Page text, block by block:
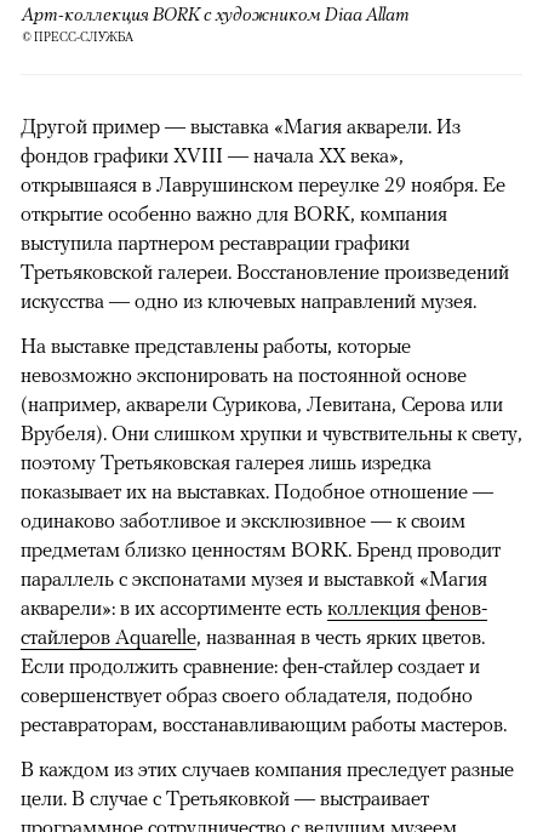
Арт-коллекция BORK с художником Diaa Allam
© ПРЕСС-СЛУЖБА
Другой пример — выставка «Магия акварели. Из
фондов графики XVIII — начала XX века»,
открывшаяся в Лаврушинском переулке 29 ноября. Ее
открытие особенно важно для BORK, компания
выступила партнером реставрации графики
Третьяковской галереи. Восстановление произведений
искусства — одно из ключевых направлений музея.
На выставке представлены работы, которые
невозможно экспонировать на постоянной основе
(например, акварели Сурикова, Левитана, Серова или
Врубеля). Они слишком хрупки и чувствительны к свету,
поэтому Третьяковская галерея лишь изредка
показывает их на выставках. Подобное отношение —
одинаково заботливое и эксклюзивное — к своим
предметам близко ценностям BORK. Бренд проводит
параллель с экспонатами музея и выставкой «Магия
акварели»: в их ассортименте есть коллекция фенов-
стайлеров Aquarelle, названная в честь ярких цветов.
Если продолжить сравнение: фен-стайлер создает и
совершенствует образ своего обладателя, подобно
реставраторам, восстанавливающим работы мастеров.
В каждом из этих случаев компания преследует разные
цели. В случае с Третьяковкой — выстраивает
программное сотрудничество с ведущим музеем